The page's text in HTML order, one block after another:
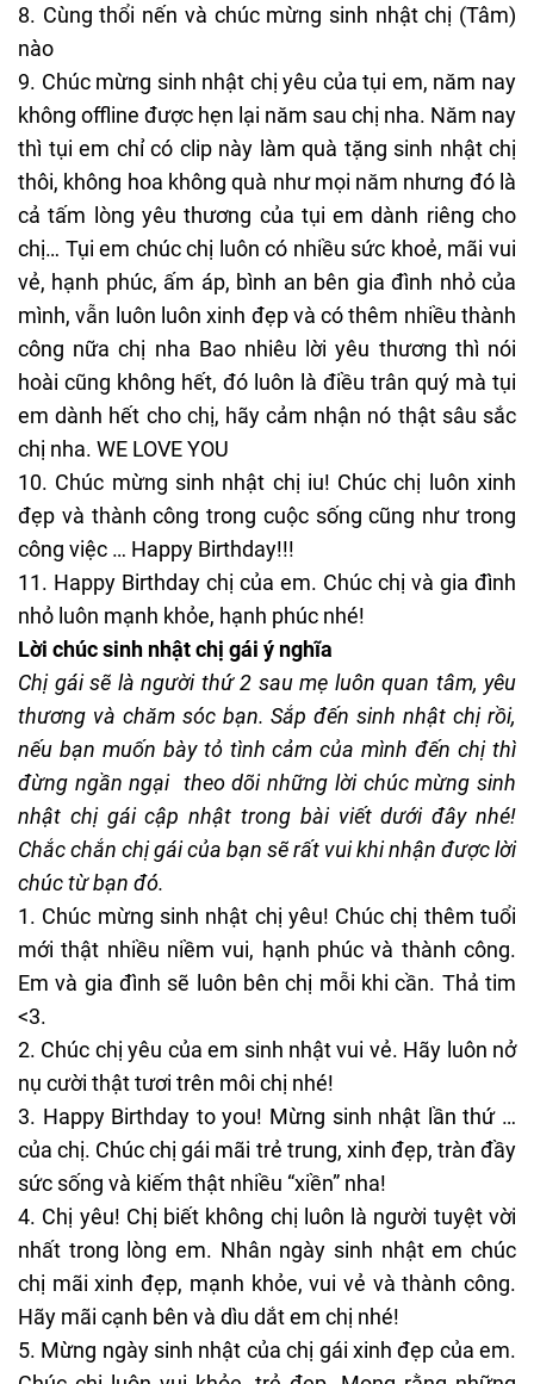
8. Cùng thổi nến và chúc mừng sinh nhật chị (Tâm)
nào
9. Chúc mừng sinh nhật chị yêu của tụi em, năm nay
không offline được hẹn lại năm sau chị nha. Năm nay
thì tụi em chỉ có clip này làm quà tặng sinh nhật chị
thôi, không hoa không quà như mọi năm nhưng đó là
cả tấm lòng yêu thương của tụi em dành riêng cho
chị… Tụi em chúc chị luôn có nhiều sức khoẻ, mãi vui
vẻ, hạnh phúc, ấm áp, bình an bên gia đình nhỏ của
mình, vẫn luôn luôn xinh đẹp và có thêm nhiều thành
công nữa chị nha Bao nhiêu lời yêu thương thì nói
hoài cũng không hết, đó luôn là điều trân quý mà tụi
em dành hết cho chị, hãy cảm nhận nó thật sâu sắc
chị nha. WE LOVE YOU
10. Chúc mừng sinh nhật chị iu! Chúc chị luôn xinh
đẹp và thành công trong cuộc sống cũng như trong
công việc … Happy Birthday!!!
11. Happy Birthday chị của em. Chúc chị và gia đình
nhỏ luôn mạnh khỏe, hạnh phúc nhé!
Lời chúc sinh nhật chị gái ý nghĩa
Chị gái sẽ là người thứ 2 sau mẹ luôn quan tâm, yêu
thương và chăm sóc bạn. Sắp đến sinh nhật chị rồi,
nếu bạn muốn bày tỏ tình cảm của mình đến chị thì
đừng ngần ngại theo dõi những lời chúc mừng sinh
nhật chị gái cập nhật trong bài viết dưới đây nhé!
Chắc chắn chị gái của bạn sẽ rất vui khi nhận được lời
chúc từ bạn đó.
1. Chúc mừng sinh nhật chị yêu! Chúc chị thêm tuổi
mới thật nhiều niềm vui, hạnh phúc và thành công.
Em và gia đình sẽ luôn bên chị mỗi khi cần. Thả tim
<3.
2. Chúc chị yêu của em sinh nhật vui vẻ. Hãy luôn nở
nụ cười thật tươi trên môi chị nhé!
3. Happy Birthday to you! Mừng sinh nhật lần thứ …
của chị. Chúc chị gái mãi trẻ trung, xinh đẹp, tràn đầy
sức sống và kiếm thật nhiều “xiền” nha!
4. Chị yêu! Chị biết không chị luôn là người tuyệt vời
nhất trong lòng em. Nhân ngày sinh nhật em chúc
chị mãi xinh đẹp, mạnh khỏe, vui vẻ và thành công.
Hãy mãi cạnh bên và dìu dắt em chị nhé!
5. Mừng ngày sinh nhật của chị gái xinh đẹp của em.